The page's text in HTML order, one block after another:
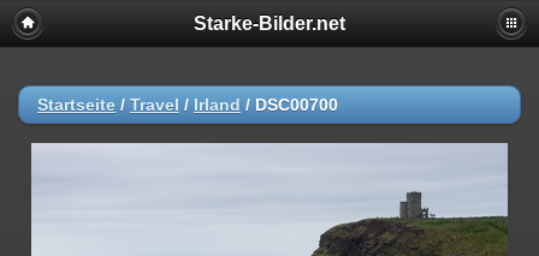
Starke-Bilder.net
Startseite / Travel / Irland / DSC00700